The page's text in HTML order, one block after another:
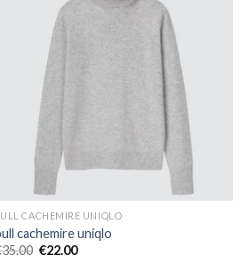
CACHEMIRE UNIQLO
cachemire uniqlo
35.00 €22.00